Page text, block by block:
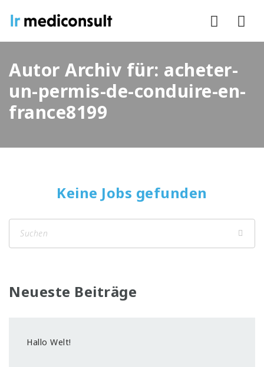
Autor Archiv für: acheter-
un-permis-de-conduire-en-
france8199
Keine Jobs gefunden
Neueste Beiträge
Hallo Welt!